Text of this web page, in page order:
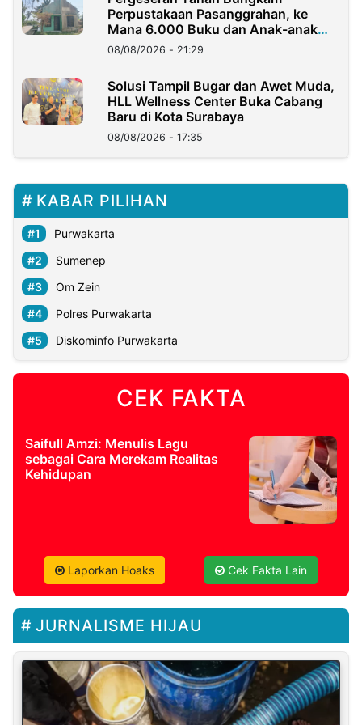
Perpustakaan Pasanggrahan, ke
Mana 6.000 Buku dan Anak-anak
Kini?
08/08/2026 - 21:29
Solusi Tampil Bugar dan Awet Muda,
HLL Wellness Center Buka Cabang
Baru di Kota Surabaya
08/08/2026 - 17:35
KABAR PILIHAN
Purwakarta
Sumenep
Om Zein
Polres Purwakarta
Diskominfo Purwakarta
CEK FAKTA
Saifull Amzi: Menulis Lagu
sebagai Cara Merekam Realitas
Kehidupan
Laporkan Hoaks Cek Fakta Lain
JURNALISME HIJAU